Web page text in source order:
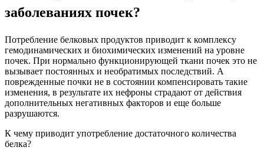
заболеваниях почек?
Потребление белковых продуктов приводит к комплексу
гемодинамических и биохимических изменений на уровне
почек. При нормально функционирующей ткани почек это не
вызывает постоянных и необратимых последствий. А
поврежденные почки не в состоянии компенсировать такие
изменения, в результате их нефроны страдают от действия
дополнительных негативных факторов и еще больше
разрушаются.
К чему приводит употребление достаточного количества
белка?